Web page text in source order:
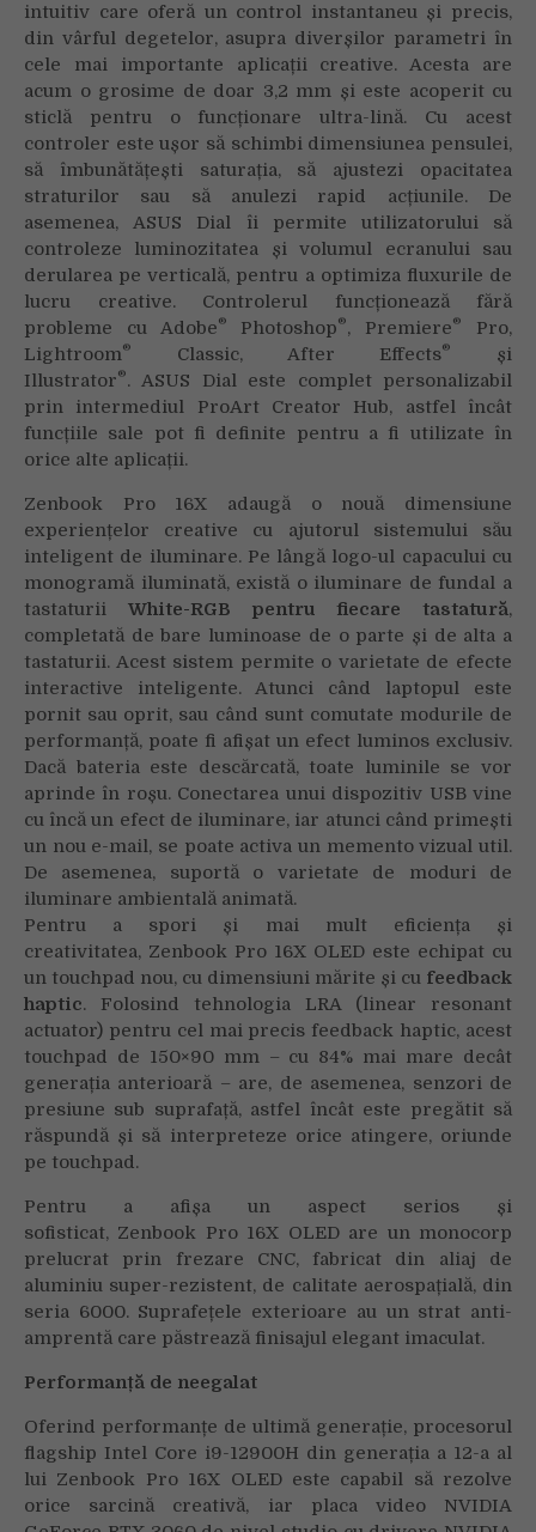
intuitiv care oferă un control instantaneu și precis,
din vârful degetelor, asupra diverșilor parametri în
cele mai importante aplicații creative. Acesta are
acum o grosime de doar 3,2 mm și este acoperit cu
sticlă pentru o funcționare ultra-lină. Cu acest
controler este ușor să schimbi dimensiunea pensulei,
să îmbunătățești saturația, să ajustezi opacitatea
straturilor sau să anulezi rapid acțiunile. De
asemenea, ASUS Dial îi permite utilizatorului să
controleze luminozitatea și volumul ecranului sau
derularea pe verticală, pentru a optimiza fluxurile de
lucru creative. Controlerul funcționează fără
probleme cu Adobe® Photoshop®, Premiere®
Pro,
Lightroom® Classic, After Effects®
și
Illustrator®. ASUS Dial este complet personalizabil
prin intermediul ProArt Creator Hub, astfel încât
funcțiile sale pot fi definite pentru a fi utilizate în
orice alte aplicații.
Zenbook Pro 16X adaugă o nouă dimensiune
experiențelor creative cu ajutorul sistemului său
inteligent de iluminare. Pe lângă logo-ul capacului cu
monogramă iluminată, există o iluminare de fundal a
tastaturii White-RGB pentru fiecare tastatură,
completată de bare luminoase de o parte și de alta a
tastaturii. Acest sistem permite o varietate de efecte
interactive inteligente. Atunci când laptopul este
pornit sau oprit, sau când sunt comutate modurile de
performanță, poate fi afișat un efect luminos exclusiv.
Dacă bateria este descărcată, toate luminile se vor
aprinde în roșu. Conectarea unui dispozitiv USB vine
cu încă un efect de iluminare, iar atunci când primești
un nou e-mail, se poate activa un memento vizual util.
De asemenea, suportă o varietate de moduri de
iluminare ambientală animată.
Pentru a spori și mai mult eficiența și
creativitatea, Zenbook Pro 16X OLED este echipat cu
un touchpad nou, cu dimensiuni mărite și cu feedback
haptic. Folosind tehnologia LRA (linear resonant
actuator) pentru cel mai precis feedback haptic, acest
touchpad de 150×90 mm – cu 84% mai mare decât
generația anterioară – are, de asemenea, senzori de
presiune sub suprafață, astfel încât este pregătit să
răspundă și să interpreteze orice atingere, oriunde
pe touchpad.
Pentru a afișa un aspect serios și
sofisticat, Zenbook Pro 16X OLED are un monocorp
prelucrat prin frezare CNC, fabricat din aliaj de
aluminiu super-rezistent, de calitate aerospațială, din
seria 6000. Suprafețele exterioare au un strat anti-
amprentă care păstrează finisajul elegant imaculat.
Performanță de neegalat
Oferind performanțe de ultimă generație, procesorul
flagship Intel Core i9-12900H din generația a 12-a al
lui Zenbook Pro 16X OLED este capabil să rezolve
orice sarcină creativă, iar placa video NVIDIA